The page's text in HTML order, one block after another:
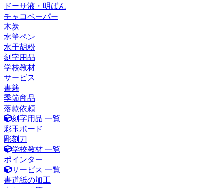
ドーサ液・明ばん
チャコペーパー
木炭
水筆ペン
水干胡粉
刻字用品
学校教材
サービス
書籍
季節商品
落款依頼
刻字用品 一覧
彩玉ボード
彫刻刀
学校教材 一覧
ポインター
サービス 一覧
書道紙の加工